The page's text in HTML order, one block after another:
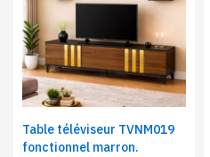
Table téléviseur TVNM019
fonctionnel marron.